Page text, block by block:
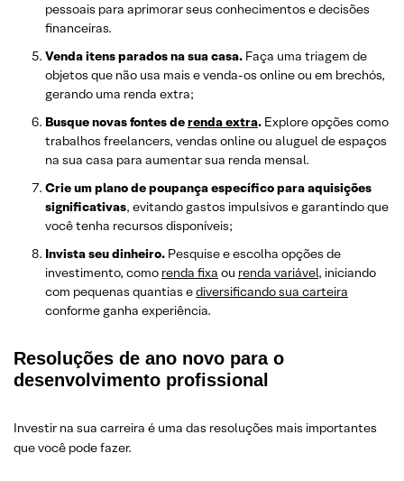
pessoais para aprimorar seus conhecimentos e decisões
financeiras.
Venda itens parados na sua casa. Faça uma triagem de
objetos que não usa mais e venda-os online ou em brechós,
gerando uma renda extra;
Busque novas fontes derenda extra. Explore opções como
trabalhos freelancers, vendas online ou aluguel de espaços
na sua casa para aumentar sua renda mensal.
Crie um plano de poupança específico para aquisições
significativas, evitando gastos impulsivos e garantindo que
você tenha recursos disponíveis;
Invista seu dinheiro. Pesquise e escolha opções de
investimento, como renda fixa ou renda variável, iniciando
com pequenas quantias ediversificando sua carteira
conforme ganha experiência.
Resoluções de ano novo para o
desenvolvimento profissional
Investir na sua carreira é uma das resoluções mais importantes
que você pode fazer.